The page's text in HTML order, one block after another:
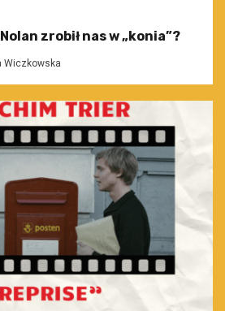
zrobił nas w „konia”?
Wiczkowska